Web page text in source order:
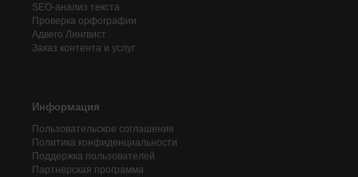
SEO-анализ текста
Проверка орфографии
Адвего Лингвист
Заказ контента и услуг
Информация
Пользовательское соглашение
Политика конфиденциальности
Поддержка пользователей
Партнерская программа